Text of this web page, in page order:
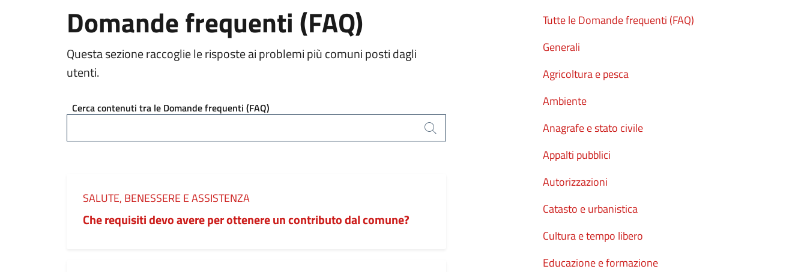
Domande frequenti (FAQ)
Questa sezione raccoglie le risposte ai problemi più comuni posti dagli
utenti.
Cerca contenuti tra le Domande frequenti (FAQ)
Cerca
Categoria:
SALUTE, BENESSERE E ASSISTENZA
Che requisiti devo avere per ottenere un contributo dal comune?
Tutte le Domande frequenti (FAQ)
Generali
Agricoltura e pesca
Ambiente
Anagrafe e stato civile
Appalti pubblici
Autorizzazioni
Catasto e urbanistica
Cultura e tempo libero
Educazione e formazione